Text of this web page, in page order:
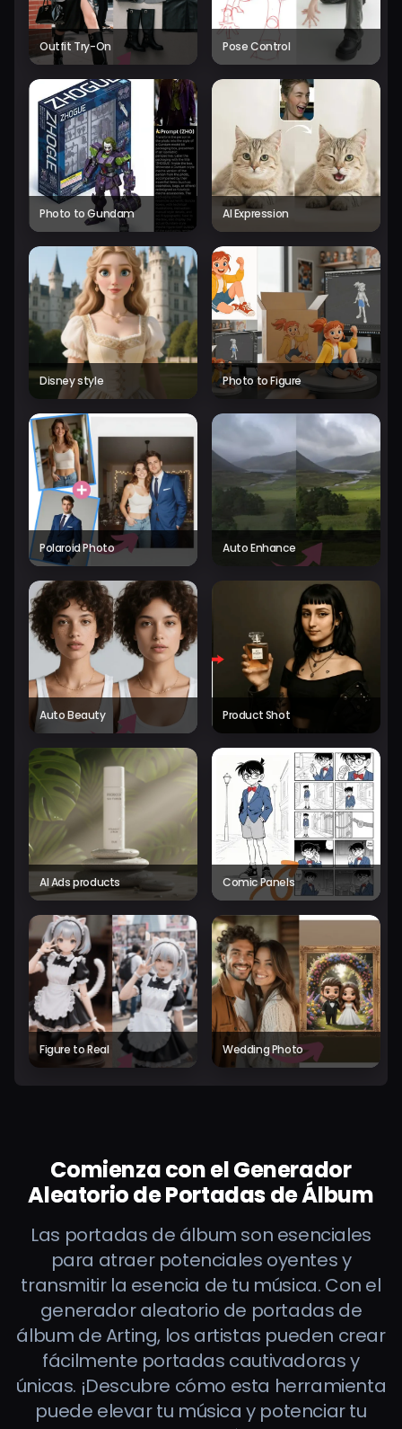
Outfit Try-On Pose Control
Photo to Gundam AI Expression
Disney style Photo to Figure
Polaroid Photo Auto Enhance
Auto Beauty Product Shot
AI Ads products Comic Panels
Figure to Real Wedding Photo
Comienza con el Generador
Aleatorio de Portadas de Álbum
Las portadas de álbum son esenciales
para atraer potenciales oyentes y
transmitir la esencia de tu música. Con el
generador aleatorio de portadas de
álbum de Arting, los artistas pueden crear
fácilmente portadas cautivadoras y
únicas. ¡Descubre cómo esta herramienta
puede elevar tu música y potenciar tu